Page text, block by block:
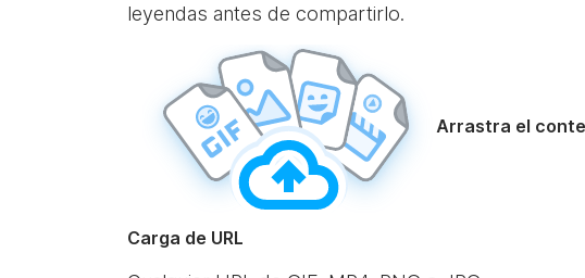
leyendas antes de compartirlo.
Arrastra el
Carga de URL